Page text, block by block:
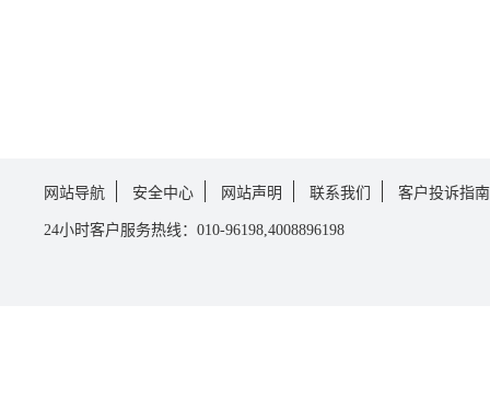
网站导航 安全中心 网站声明 联系我们 客户投诉指南
24小时客户服务热线：010-96198,4008896198